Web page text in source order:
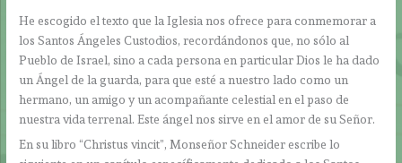
He escogido el texto que la Iglesia nos ofrece para conmemorar a
los Santos Ángeles Custodios, recordándonos que, no sólo al
Pueblo de Israel, sino a cada persona en particular Dios le ha dado
un Ángel de la guarda, para que esté a nuestro lado como un
hermano, un amigo y un acompañante celestial en el paso de
nuestra vida terrenal. Este ángel nos sirve en el amor de su Señor.
En su libro “Christus vincit”, Monseñor Schneider escribe lo